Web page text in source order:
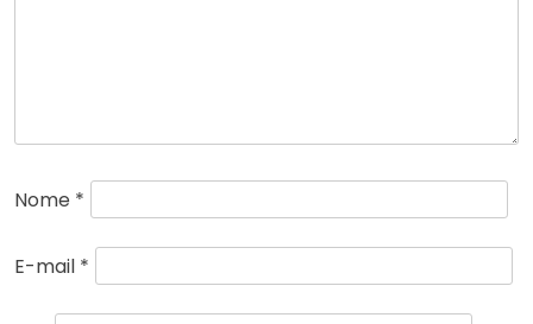
Nome *
E-mail *